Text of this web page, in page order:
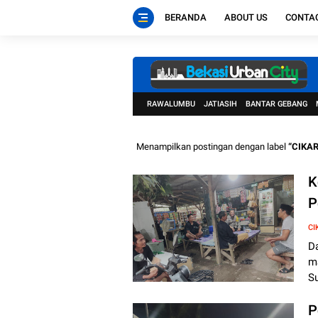
BERANDA ABOUT US
RAWALUMBU JATIASIH BANTAR GEBANG
Menampilkan postingan dengan label